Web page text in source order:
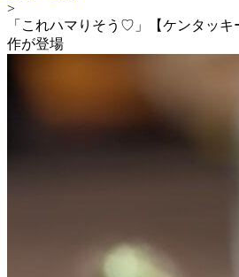
>
「これハマりそう♡」【ケンタッ
作が登場